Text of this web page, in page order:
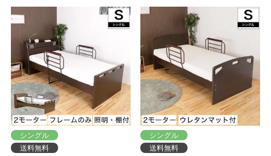
シングル
送料無料
シングル
送料無料